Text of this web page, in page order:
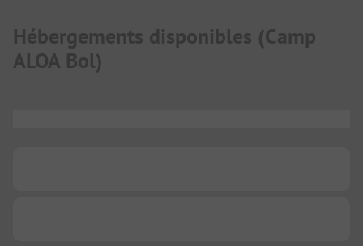
Hébergements disponibles (Camp
ALOA Bol)